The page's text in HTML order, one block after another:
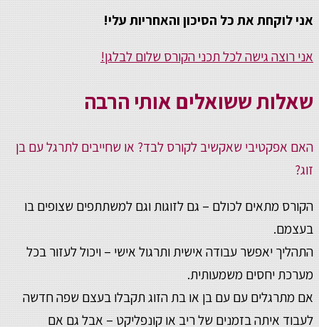
אני לוקחת את כל הסיכון והאחריות עלי!
אני רוצה גישה לכל תכני הקורס שלום לבלגן!
שאלות ששואלים אותי הרבה
האם אפקטיבי שאקשיב לקורס לבד? או שחייבים לתרגל עם בן
זוג?
הקורס מתאים לכולם – גם לזוגות וגם למשתתפים שצופים בו
בעצמם.
התהליך יאפשר עבודה אישית ותרגול אישי – ויכול לעזור בכל
מערכת יחסים משמעותית.
אם מתרגלים עם עם בן או בת הזוג תקבלו בעצם שפה חדשה
לעבוד איתה בזמנים של ריב או קונפליקט – אבל גם אם